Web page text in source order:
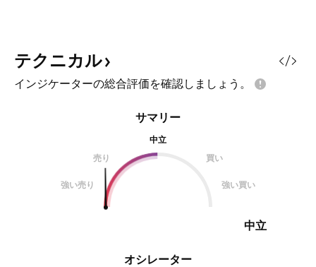
テクニカル
インジケーターの総合評価を確認しましょう。
オシレーター
サマリー
中立
売り
買い
強い売り 強い買い
中立